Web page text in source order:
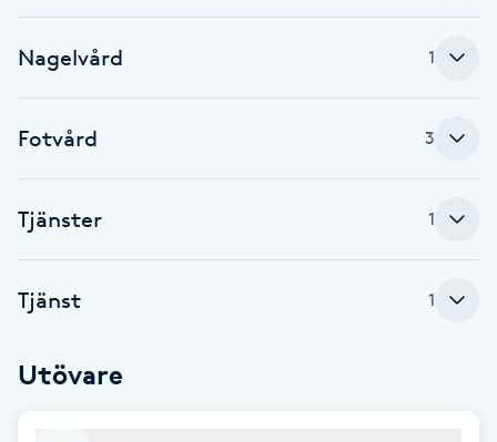
Fet hårbotten
Fibromassage
Fotmassage
Fotsvamp
Nagelvård 1
Fotvård 3
Tjänster 1
Tjänst 1
Utövare